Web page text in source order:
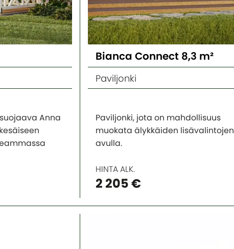
Anna
Bianca Connect 8,3 m²
Paviljonki
Paviljonki, jota on mahdollisuus
muokata älykkäiden lisävalintojen
avulla.
HINTA ALK.
2 205 €